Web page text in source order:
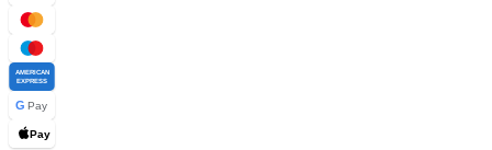
AMERICAN
EXPRESS
G Pay
Pay